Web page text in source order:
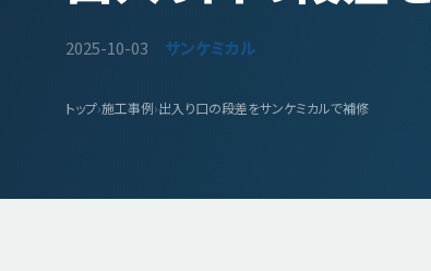
2025-10-03 サンケミカル
トップ›施工事例›出入り口の段差をサンケミカルで補修